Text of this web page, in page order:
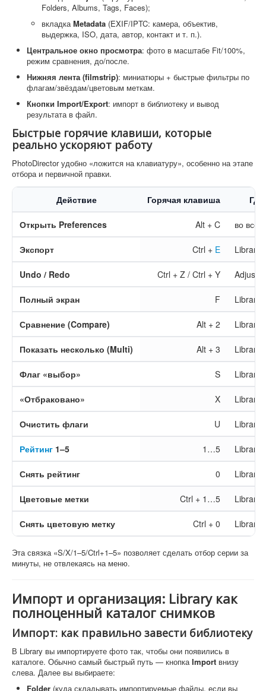
Folders, Albums, Tags, Faces);
вкладка Metadata (EXIF/IPTC: камера, объектив,
выдержка, ISO, дата, автор, контакт и т. п.).
Центральное окно просмотра: фото в масштабе Fit/100%,
режим сравнения, до/после.
Нижняя лента (filmstrip): миниатюры + быстрые фильтры по
флагам/звёздам/цветовым меткам.
Кнопки Import/Export: импорт в библиотеку и вывод
результата в файл.
Быстрые горячие клавиши, которые
реально ускоряют работу
PhotoDirector удобно «ложится на клавиатуру», особенно на этапе
отбора и первичной правки.
Действие Горячая клавиша
Открыть Preferences Alt + C во
Экспорт Ctrl + E Library/
Undo / Redo Ctrl + Z / Ctrl + Y Adjust/
Полный экран F Library/
Сравнение (Compare) Alt + 2 Library/
Показать несколько (Multi) Alt + 3 Library
Флаг «выбор» S Library/
«Отбраковано» X Library/
Очистить флаги U Library/
Рейтинг 1–5 1…5 Library/
Снять рейтинг 0 Library/
Цветовые метки Ctrl + 1…5 Library/
Снять цветовую метку Ctrl + 0 Library/
Эта связка «S/X/1–5/Ctrl+1–5» позволяет сделать отбор серии за
минуты, не отвлекаясь на меню.
Импорт и организация: Library как
полноценный каталог снимков
Импорт: как правильно завести библиотеку
В Library вы импортируете фото так, чтобы они появились в
каталоге. Обычно самый быстрый путь — кнопка Import внизу
слева. Далее вы выбираете:
Folder (куда складывать импортируемые файлы, если вы